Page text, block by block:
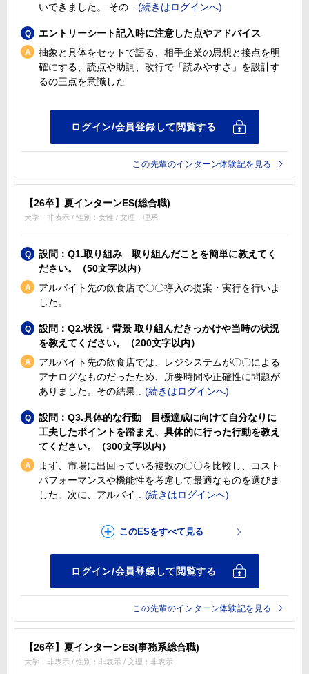
いできました。 その
エントリーシート記入時に注意した点やアドバイス
抽象と具体をセットで語る、相手企業の思想と接点を明
確にする、読点や助詞、改行で「読みやすさ」を設計す
るの三点を意識した
この先輩のインターン体験記を見る
【26卒】夏インターンES(総合職)
大学：非表示 / 性別：女性 / 文理：理系
設問：Q1.取り組み 取り組んだことを簡単に教えてく
ださい。（50文字以内）
アルバイト先の飲食店で〇〇導入の提案・実行を行いま
した。
設問：Q2.状況・背景 取り組んだきっかけや当時の状況
を教えてください。（200文字以内）
アルバイト先の飲食店では、レジシステムが〇〇による
アナログなものだったため、所要時間や正確性に問題が
ありました。その結果
設問：Q3.具体的な行動 目標達成に向けて自分なりに
工夫したポイントを踏まえ、具体的に行った行動を教え
てください。（300文字以内）
まず、市場に出回っている複数の〇〇を比較し、コスト
パフォーマンスや機能性を考慮して最適なものを選びま
した。次に、アルバイ
この先輩のインターン体験記を見る
【26卒】夏インターンES(事務系総合職)
大学：非表示 / 性別：非表示 / 文理：非表示